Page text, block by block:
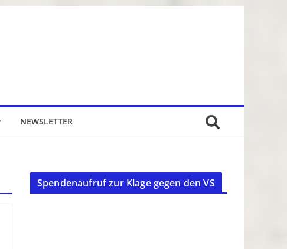
NEWSLETTER
Spendenaufruf zur Klage gegen den VS